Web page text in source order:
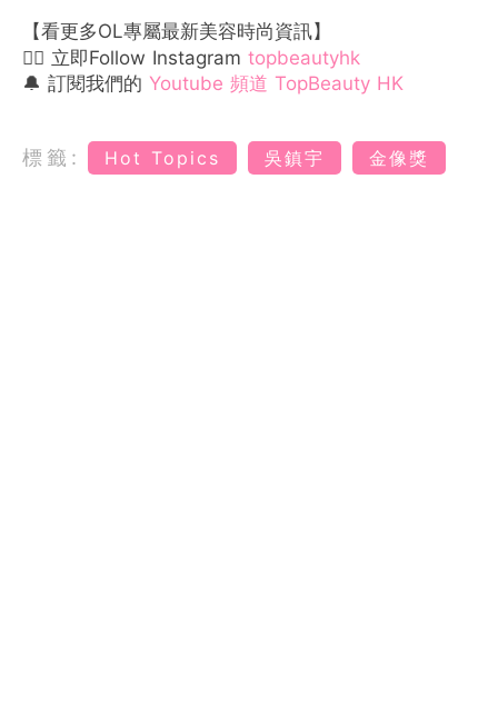
【看更多OL專屬最新美容時尚資訊】
👉🏻 立即Follow Instagram topbeautyhk
🔔 訂閱我們的 Youtube 頻道 TopBeauty HK
標籤: Hot Topics 吳鎮宇 金像獎